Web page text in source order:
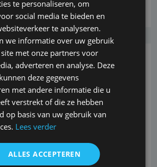
in veilige haven
Financiën heeft in nauw overleg met
Bank (DNB) SNS REAAL
de financiële stabiliteit en de
/> <br /> Voor spaarders en
te personaliseren, om
social media te bieden en
te analyseren.
we informatie over uw gebruik
met onze partners voor
adverteren en analyse. Deze
deze gegevens
met andere informatie die u
verstrekt of die ze hebben
op basis van uw gebruik van
Lees verder
ALLES ACCEPTEREN